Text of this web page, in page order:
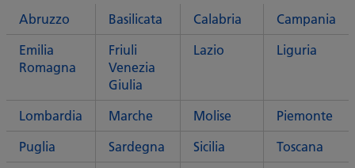
Abruzzo Basilicata Calabria
Campania
Emilia
Romagna
Friuli
Venezia
Giulia
Lazio Liguria
Lombardia Marche Molise
Piemonte
Puglia
Sardegna Sicilia
Toscana